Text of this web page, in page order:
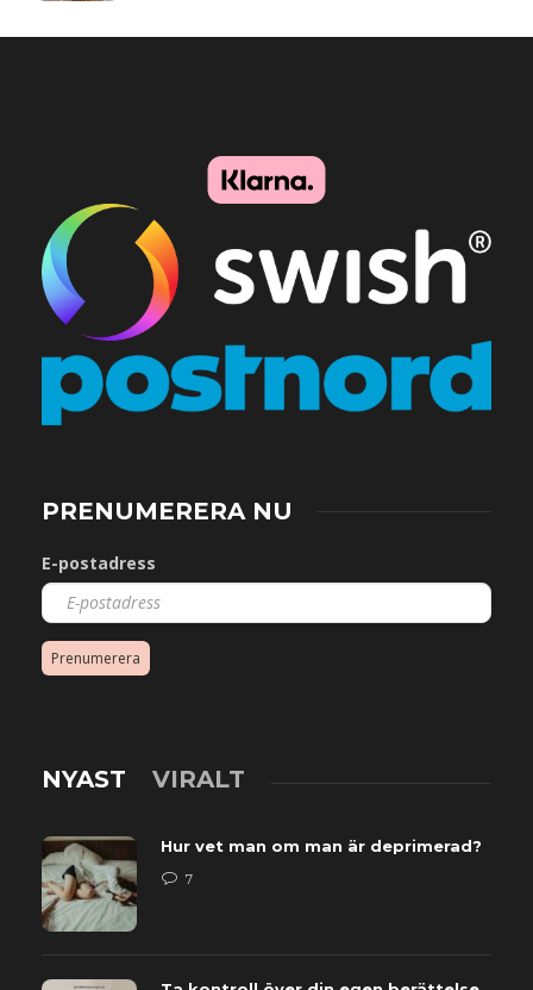
PRENUMERERA NU
E-postadress
Prenumerera
NYAST VIRALT
Hur vet man om man är deprimerad?
7